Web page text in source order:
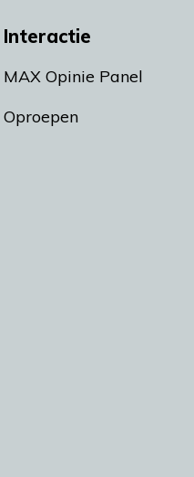
Interactie
MAX Opinie Panel
Oproepen